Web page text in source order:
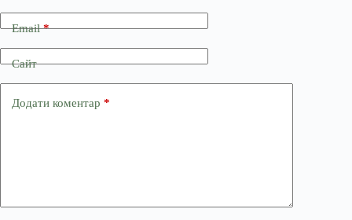
Email*
Сайт
Додати коментар *